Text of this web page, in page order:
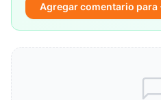
Agregar comentario